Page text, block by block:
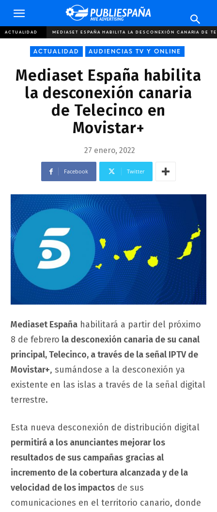
Publiespaña
ACTUALIDAD MEDIASET ESPAÑA HABILITA LA DESCONEXIÓN CANARIA DE
ACTUALIDAD AUDIENCIAS TV Y ONLINE
Mediaset España habilita
la desconexión canaria
de Telecinco en
Movistar+
27 enero, 2022
Facebook Twitter
Mediaset España habilitará a partir del próximo
8 de febrero la desconexión canaria de su canal
principal, Telecinco, a través de la señal IPTV de
Movistar+, sumándose a la desconexión ya
existente en las islas a través de la señal digital
terrestre.
Esta nueva desconexión de distribución digital
permitirá a los anunciantes mejorar los
resultados de sus campañas gracias al
incremento de la cobertura alcanzada y de la
velocidad de los impactos de sus
comunicaciones en el territorio canario, donde